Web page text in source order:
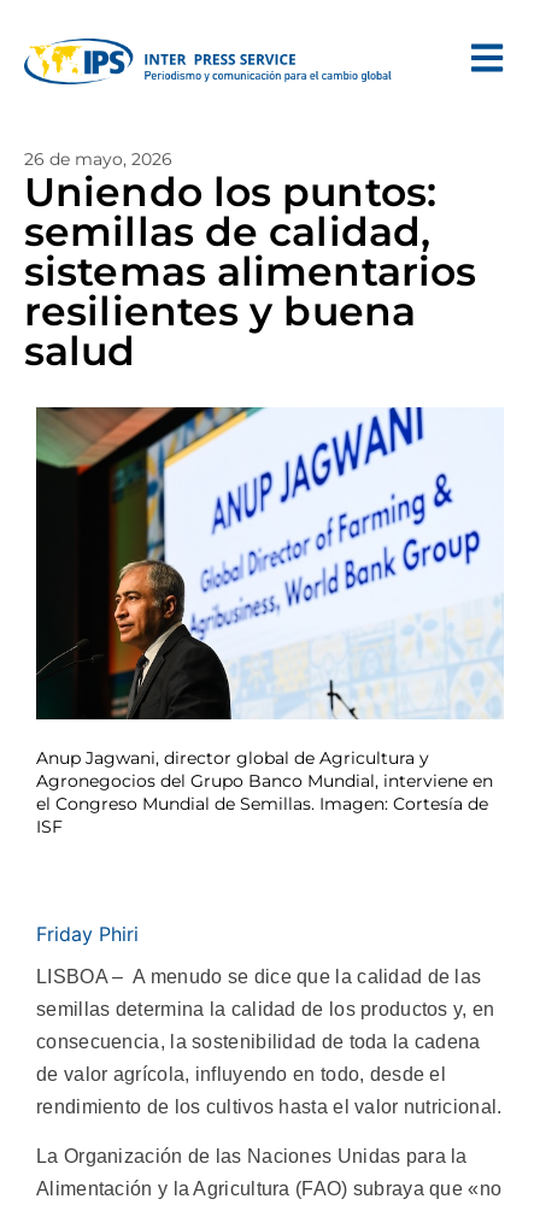
26 de mayo, 2026
Uniendo los puntos:
semillas de calidad,
sistemas alimentarios
resilientes y buena
salud
Anup Jagwani, director global de Agricultura y
Agronegocios del Grupo Banco Mundial, interviene en
el Congreso Mundial de Semillas. Imagen: Cortesía de
ISF
Friday Phiri
LISBOA – A menudo se dice que la calidad de las
semillas determina la calidad de los productos y, en
consecuencia, la sostenibilidad de toda la cadena
de valor agrícola, influyendo en todo, desde el
rendimiento de los cultivos hasta el valor nutricional.
La Organización de las Naciones Unidas para la
Alimentación y la Agricultura (FAO) subraya que «no